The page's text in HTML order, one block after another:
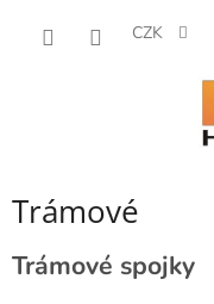
CZK
Trámové
Trámové spojky